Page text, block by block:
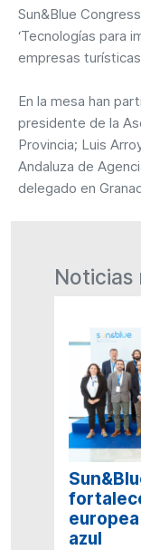
Sun&Blue
‘Tecnologías para
empresas
En la mesa han
presidente de la
Provincia; Luis
Andaluza de
delegado en
Noticias
azul